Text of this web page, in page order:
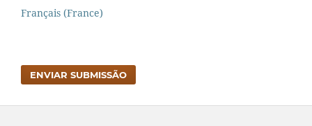
Français (France)
ENVIAR SUBMISSÃO